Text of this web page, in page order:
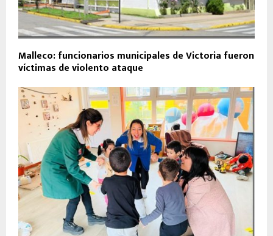
Malleco: funcionarios municipales de Victoria fueron
víctimas de violento ataque